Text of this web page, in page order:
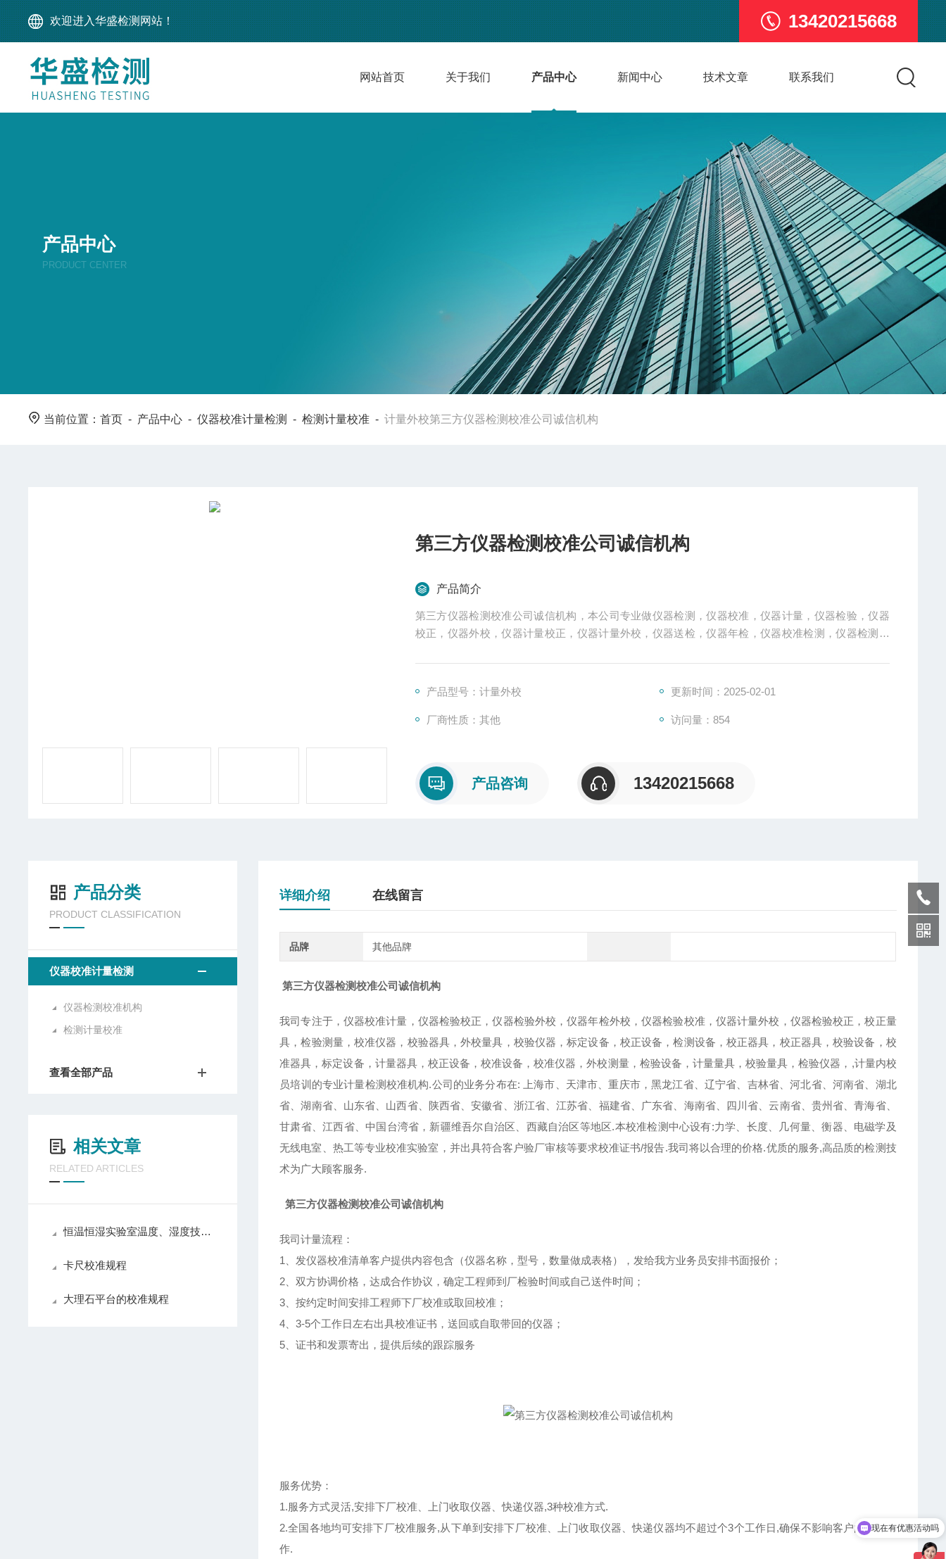
欢迎进入华盛检测网站！ 13420215668
网站首页 关于我们 产品中心 新闻中心 技术文章 联系我们
产品中心
PRODUCT CENTER
当前位置：首页 - 产品中心 -仪器校准计量检测 -检测计量校准 -计量外校第三方仪器检测校准公司诚信机构
第三方仪器检测校准公司诚信机构
产品简介
第三方仪器检测校准公司诚信机构，本公司专业做仪器检测，仪器校准，仪器计量，仪器检验，仪器
校正，仪器外校，仪器计量校正，仪器计量外校，仪器送检，仪器年检，仪器校准检测，仪器检测外
产品型号：计量外校 更新时间：2025-02-01
厂商性质：其他 访问量：854
产品咨询 13420215668
详细介绍 在线留言
品牌 其他品牌
第三方仪器检测校准公司诚信机构
我司专注于，仪器校准计量，仪器检验校正，仪器检验外校，仪器年检外校，仪器检验校准，仪器计量外校，仪器检验校正，校正量
具，检验测量，校准仪器，校验器具，外校量具，校验仪器，标定设备，校正设备，检测设备，校正器具，校正器具，校验设备，校
准器具，标定设备，计量器具，校正设备，校准设备，校准仪器，外校测量，检验设备，计量量具，校验量具，检验仪器，,计量内校
员培训的专业计量检测校准机构.公司的业务分布在: 上海市、天津市、重庆市，黑龙江省、辽宁省、吉林省、河北省、河南省、湖北
省、湖南省、山东省、山西省、陕西省、安徽省、浙江省、江苏省、福建省、广东省、海南省、四川省、云南省、贵州省、青海省、
甘肃省、江西省、中国台湾省，新疆维吾尔自治区、西藏自治区等地区.本校准检测中心设有:力学、长度、几何量、衡器、电磁学及
无线电室、热工等专业校准实验室，并出具符合客户验厂审核等要求校准证书/报告.我司将以合理的价格.优质的服务,高品质的检测技
术为广大顾客服务.
第三方仪器检测校准公司诚信机构
我司计量流程：
1、发仪器校准清单客户提供内容包含（仪器名称，型号，数量做成表格），发给我方业务员安排书面报价；
2、双方协调价格，达成合作协议，确定工程师到厂检验时间或自己送件时间；
3、按约定时间安排工程师下厂校准或取回校准；
4、3-5个工作日左右出具校准证书，送回或自取带回的仪器；
5、证书和发票寄出，提供后续的跟踪服务
服务优势：
1.服务方式灵活,安排下厂校准、上门收取仪器、快递仪器,3种校准方式.
2.全国各地均可安排下厂校准服务,从下单到安排下厂校准、上门收取仪器、快递仪器均不超过个3个工作日,确保不影响客户的正常运
作.
产品分类
PRODUCT CLASSIFICATION
仪器校准计量检测
仪器检测校准机构
检测计量校准
查看全部产品
相关文章
RELATED ARTICLES
恒温恒湿实验室温度、湿度技术参数检测方法的探讨
卡尺校准规程
大理石平台的校准规程
可以介绍下你们的产品么